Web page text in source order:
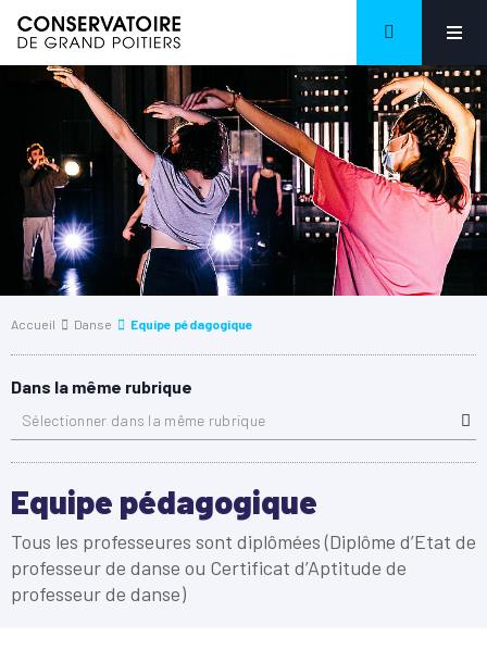
Accueil Danse Equipe pédagogique
Dans la même rubrique
Sélectionner dans la même rubrique
Equipe pédagogique
Tous les professeures sont diplômées (Diplôme d’Etat de
professeur de danse ou Certificat d’Aptitude de
professeur de danse)